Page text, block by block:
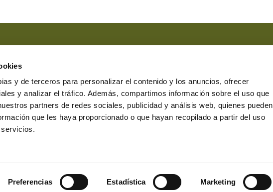
y de terceros para personalizar el contenido y los anuncios, ofrecer
y analizar el tráfico. Además, compartimos información sobre el uso que
partners de redes sociales, publicidad y análisis web, quienes pueden
que les haya proporcionado o que hayan recopilado a partir del uso
Preferencias Estadística Marketing
Lugo
cookies Canal denuncias
Protocolo denuncias